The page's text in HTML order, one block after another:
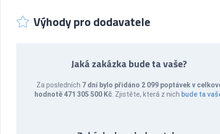
Výhody pro dodavatele
Jaká zakázka bude ta vaše?
Za posledních 7 dní bylo přidáno 2 099 poptávek v
hodnotě 471 305 500 Kč . Zjistěte, která z nich bude ta